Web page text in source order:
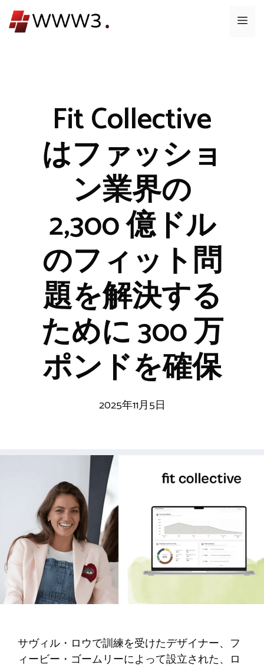
ン
メ
Fit Collective
はファッショ
ン業界の
2,300 億ドル
のフィット問
題を解決する
ために 300 万
ポンドを確保
2025年11月5日
サヴィル・ロウで訓練を受けたデザイナー、フ
ィービー・ゴームリーによって設立された、ロ